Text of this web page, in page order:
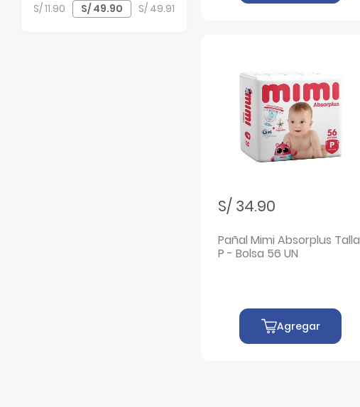
S/ 11.90 S/ 49.91
S/ 34.90
Pañal Mimi Absorplus Talla
P - Bolsa 56 UN
Agregar